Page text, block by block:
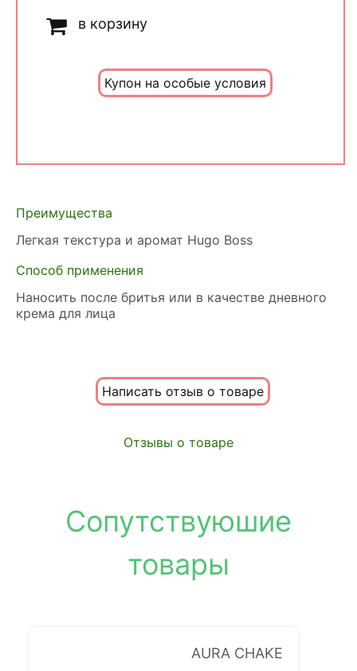
в корзину
Купон на особые условия
Преимущества
Легкая текстура и аромат Hugo Boss
Способ применения
Наносить после бритья или в качестве дневного
крема для лица
Написать отзыв о товаре
Отзывы о товаре
Сопутствуюшие
товары
AURA CHAKE